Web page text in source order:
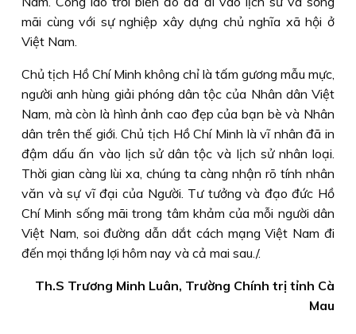
mãi cùng với sự nghiệp xây dựng chủ nghĩa xã hội ở
Việt Nam.
Chủ tịch Hồ Chí Minh không chỉ là tấm gương mẫu mực,
người anh hùng giải phóng dân tộc của Nhân dân Việt
Nam, mà còn là hình ảnh cao đẹp của bạn bè và Nhân
dân trên thế giới. Chủ tịch Hồ Chí Minh là vĩ nhân đã in
đậm dấu ấn vào lịch sử dân tộc và lịch sử nhân loại.
Thời gian càng lùi xa, chúng ta càng nhận rõ tính nhân
văn và sự vĩ đại của Người. Tư tưởng và đạo đức Hồ
Chí Minh sống mãi trong tâm khảm của mỗi người dân
Việt Nam, soi đường dẫn dắt cách mạng Việt Nam đi
đến mọi thắng lợi hôm nay và cả mai sau./.
Th.S Trương Minh Luân, Trường Chính trị tỉnh Cà
Mau